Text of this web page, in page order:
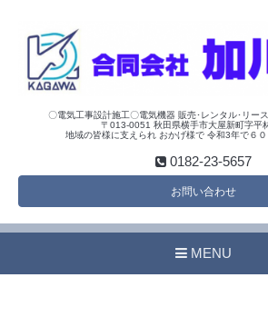
〇電気工事設計施工〇電気機器 販売･レンタル･リー
〒013-0051 秋田県横手市大屋新町字平
地域の皆様に支えられ おかげ様で 令和3年で６
0182-23-5657
お問い合わせ
MENU